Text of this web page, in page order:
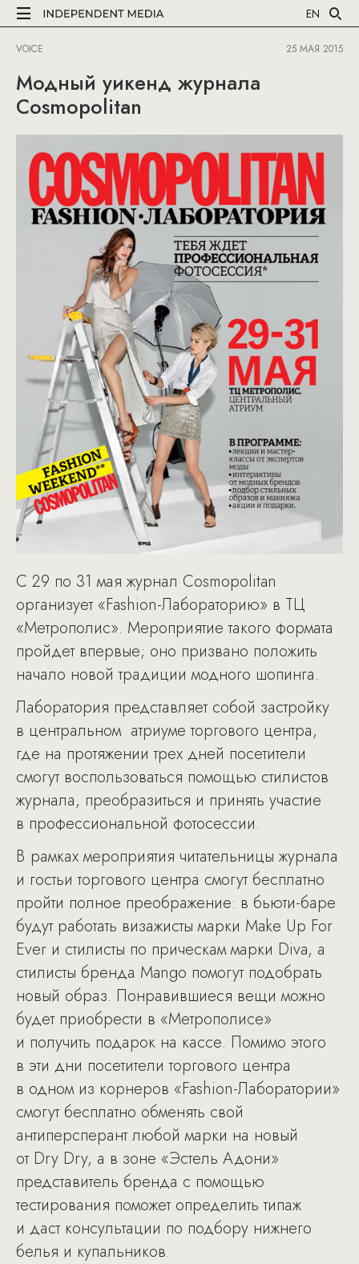
EN
VOICE 25 МАЯ 2015
Модный уикенд журнала
Cosmopolitan
С 29 по 31 мая журнал Cosmopolitan
организует «Fashion-Лабораторию» в ТЦ
«Метрополис». Мероприятие такого формата
пройдет впервые; оно призвано положить
начало новой традиции модного шопинга.
Лаборатория представляет собой застройку
в центральном атриуме торгового центра,
где на протяжении трех дней посетители
смогут воспользоваться помощью стилистов
журнала, преобразиться и принять участие
в профессиональной фотосессии.
В рамках мероприятия читательницы журнала
и гостьи торгового центра смогут бесплатно
пройти полное преображение: в бьюти-баре
будут работать визажисты марки Make Up For
Ever и стилисты по прическам марки Diva, а
стилисты бренда Mango помогут подобрать
новый образ. Понравившиеся вещи можно
будет приобрести в «Метрополисе»
и получить подарок на кассе. Помимо этого
в эти дни посетители торгового центра
в одном из корнеров «Fashion-Лаборатории»
смогут бесплатно обменять свой
антиперсперант любой марки на новый
от Dry Dry, а в зоне «Эстель Адони»
представитель бренда с помощью
тестирования поможет определить типаж
и даст консультации по подбору нижнего
белья и купальников.